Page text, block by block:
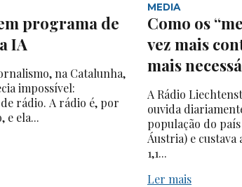
programa de
IA
na Catalunha,
impossível:
rádio. A rádio é, por
e ela...
MEDIA
Como os
vez mais
mais
A Rádio
ouvida
população do
Áustria) e
1,1...
Ler mais